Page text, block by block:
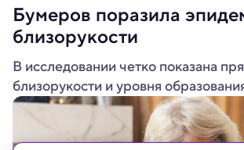
Бумеров поразила
близорукости
В исследовании четко показана
близорукости и уровня